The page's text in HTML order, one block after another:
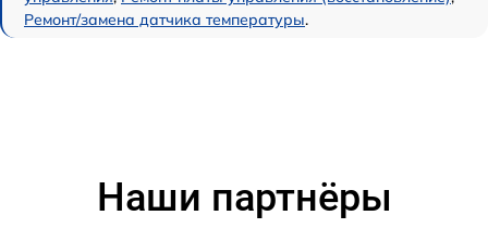
Ремонт/замена датчика температуры.
Наши партнёры